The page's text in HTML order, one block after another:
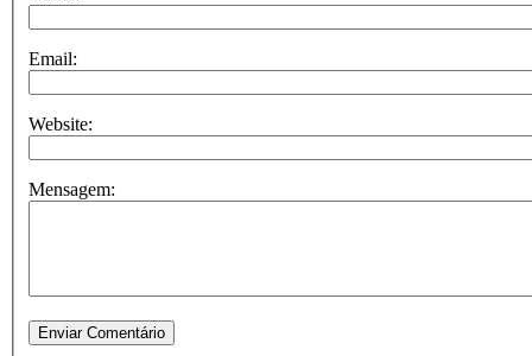
Email:
Website:
Mensagem: